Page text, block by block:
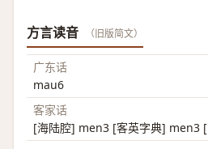
方言读音 （旧版简文）
广东话
mau6
客家话
[海陆腔] men3 [客英字典] men3